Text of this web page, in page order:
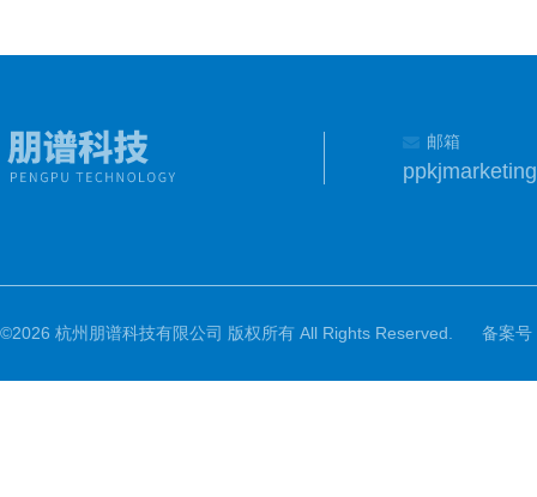
邮箱
©2026 杭州朋谱科技有限公司 版权所有 All Rights Reserved. 备案号